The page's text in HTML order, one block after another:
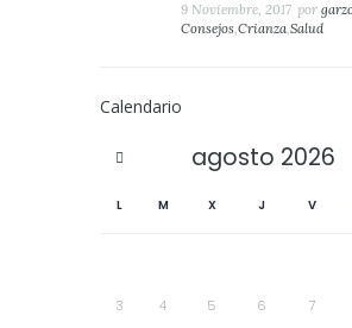
9 Noviembre, 2017 por
Consejos, Crianza, Salud
Calendario
agosto 2026
L M X J V
3
4 5 6 7